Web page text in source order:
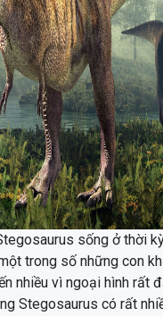
sống ở thời
trong số những con
nhiều vì ngoại hình rất
Stegosaurus có rất